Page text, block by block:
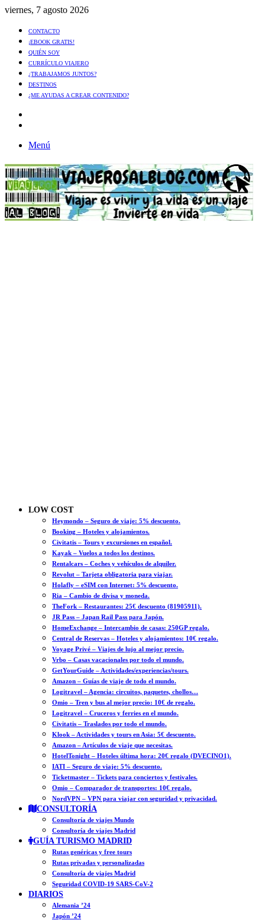
viernes, 7 agosto 2026
CONTACTO
¡EBOOK GRATIS!
QUIÉN SOY
CURRÍCULO VIAJERO
¿TRABAJAMOS JUNTOS?
DESTINOS
¿ME AYUDAS A CREAR CONTENIDO?
Menú
LOW COST
Heymondo – Seguro de viaje: 5% descuento.
Booking – Hoteles y alojamientos.
Civitatis – Tours y excursiones en español.
Kayak – Vuelos a todos los destinos.
Rentalcars – Coches y vehículos de alquiler.
Revolut – Tarjeta obligatoria para viajar.
Holafly – eSIM con Internet: 5% descuento.
Ria – Cambio de divisa y moneda.
TheFork – Restaurantes: 25€ descuento (81905911).
JR Pass – Japan Rail Pass para Japón.
HomeExchange – Intercambio de casas: 250GP regalo.
Central de Reservas – Hoteles y alojamientos: 10€ regalo.
Voyage Privé – Viajes de lujo al mejor precio.
Vrbo – Casas vacacionales por todo el mundo.
GetYourGuide – Actividades/experiencias/tours.
Amazon – Guías de viaje de todo el mundo.
Logitravel – Agencia: circuitos, paquetes, chollos…
Omio – Tren y bus al mejor precio: 10€ de regalo.
Logitravel – Cruceros y ferries en el mundo.
Civitatis – Traslados por todo el mundo.
Klook – Actividades y tours en Asia: 5€ descuento.
Amazon – Artículos de viaje que necesitas.
HotelTonight – Hoteles última hora: 20€ regalo (DVECINO1).
IATI – Seguro de viaje: 5% descuento.
Ticketmaster – Tickets para conciertos y festivales.
Omio – Comparador de transportes: 10€ regalo.
NordVPN – VPN para viajar con seguridad y privacidad.
CONSULTORÍA
Consultoría de viajes Mundo
Consultoría de viajes Madrid
GUÍA TURISMO MADRID
Rutas genéricas y free tours
Rutas privadas y personalizadas
Consultoría de viajes Madrid
Seguridad COVID-19 SARS-CoV-2
DIARIOS
Alemania ’24
Japón ’24